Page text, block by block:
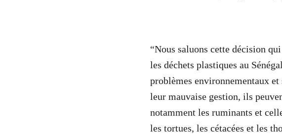
“Nous saluons cette décision
les déchets plastiques au
problèmes environnementaux
leur mauvaise gestion, ils
notamment les ruminants et
les tortues, les cétacées et les